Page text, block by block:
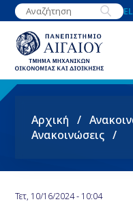
Παράκαμψη
προς
κυρίως
περιεχόμενο
EL
Breadcrumb
Αρχική
Ανακοινώσεις
Τετ, 10/16/2024 - 10:04